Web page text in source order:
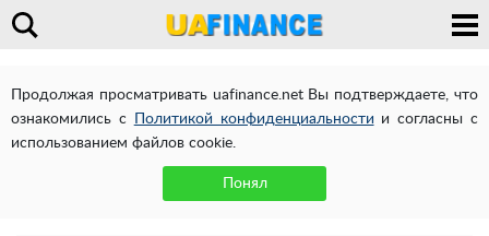
Продолжая просматривать uafinance.net Вы подтверждаете, что
ознакомились с
Политикой конфиденциальности и согласны с
использованием файлов cookie.
Понял